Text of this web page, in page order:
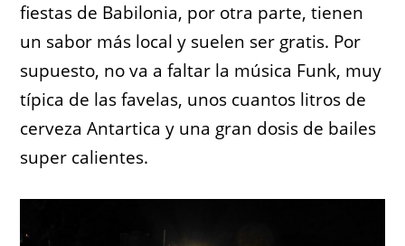
fiestas de Babilonia, por otra parte, tienen
un sabor más local y suelen ser gratis. Por
supuesto, no va a faltar la música Funk, muy
típica de las favelas, unos cuantos litros de
cerveza Antartica y una gran dosis de bailes
super calientes.